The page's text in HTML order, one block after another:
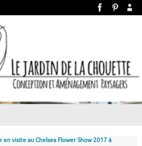
visite au Chelsea Flower Show 2017 à